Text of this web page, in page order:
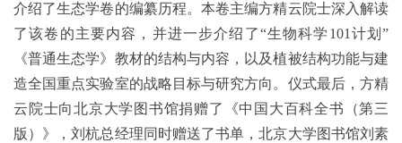
介绍了生态学卷的编纂历程。本卷主编方精云院士深入解读
了该卷的主要内容，并进一步介绍了“生物科学101计划”
《普通生态学》教材的结构与内容，以及植被结构功能与建
造全国重点实验室的战略目标与研究方向。仪式最后，方精
云院士向北京大学图书馆捐赠了《中国大百科全书（第三
版）》，刘杭总经理同时赠送了书单，北京大学图书馆刘素